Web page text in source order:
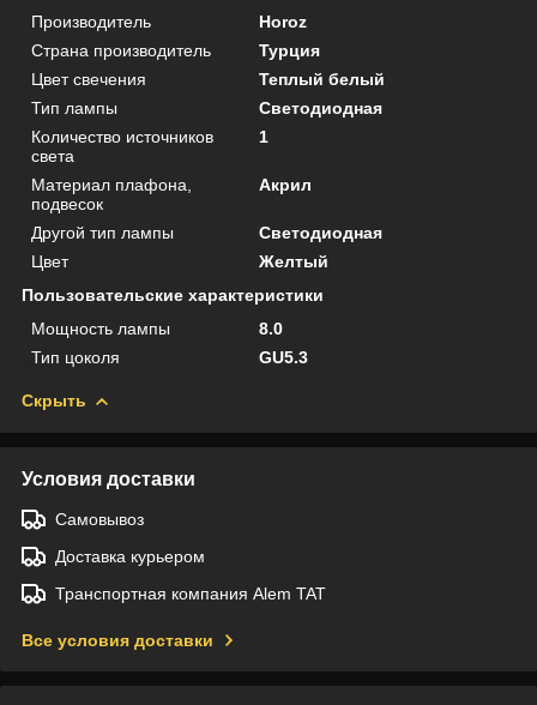
Производитель
Horoz
Страна производитель
Турция
Цвет свечения
Теплый белый
Тип лампы
Светодиодная
Количество источников
света
1
Материал плафона,
подвесок
Акрил
Другой тип лампы
Светодиодная
Цвет
Желтый
Пользовательские характеристики
Мощность лампы
8.0
Тип цоколя
GU5.3
Скрыть
Условия доставки
Самовывоз
Доставка курьером
Транспортная компания Alem TAT
Все условия доставки